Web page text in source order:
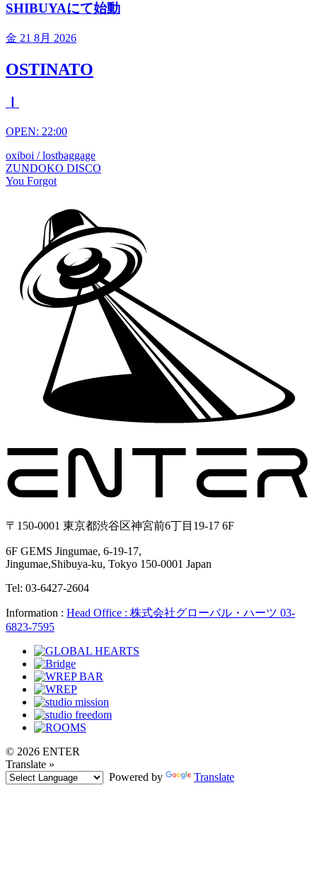
SHIBUYAにて始動
金 21 8月 2026
OSTINATO
Ⅰ
OPEN: 22:00
oxiboi / lostbaggage
ZUNDOKO DISCO
You Forgot
〒150-0001 東京都渋谷区神宮前6丁目19-17 6F
6F GEMS Jingumae, 6-19-17,
Jingumae,Shibuya-ku, Tokyo 150-0001 Japan
Tel: 03-6427-2604
Information : Head Office : 株式会社グローバル・ハーツ 03-
6823-7595
© 2026 ENTER
Translate »
Powered by
Translate